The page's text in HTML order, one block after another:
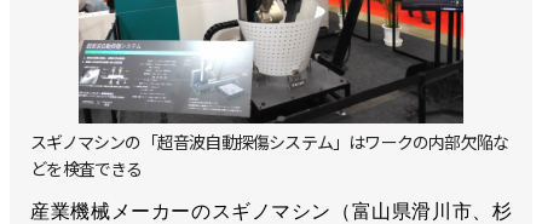
スギノマシンの「超音波自動探傷システム」はワークの内部欠陥な
どを検査できる
産業機械メーカーのスギノマシン（富山県滑川市、杉